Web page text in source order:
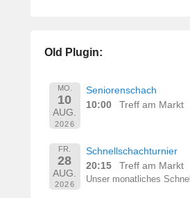
r
Old Plugin:
MO.
10
AUG.
2026
Seniorenschach
10:00
Treff am Markt
FR.
28
AUG.
2026
Schnellschachturnier
20:15
Treff am Markt
Unser monatliches